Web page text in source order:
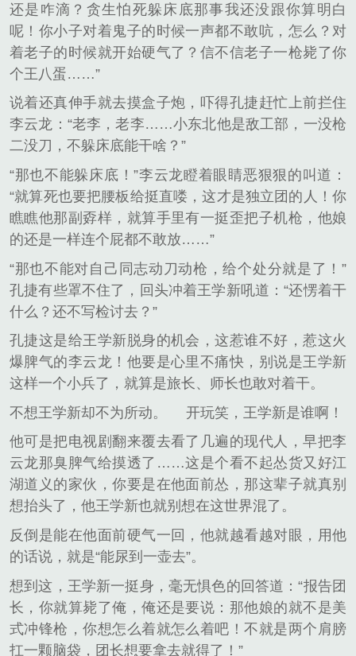
还是咋滴？贪生怕死躲床底那事我还没跟你算明白
呢！你小子对着鬼子的时候一声都不敢吭，怎么？对
着老子的时候就开始硬气了？信不信老子一枪毙了你
个王八蛋……”
说着还真伸手就去摸盒子炮，吓得孔捷赶忙上前拦住
李云龙：“老李，老李……小东北他是敌工部，一没枪
二没刀，不躲床底能干啥？”
“那也不能躲床底！”李云龙瞪着眼睛恶狠狠的叫道：
“就算死也要把腰板给挺直喽，这才是独立团的人！你
瞧瞧他那副孬样，就算手里有一挺歪把子机枪，他娘
的还是一样连个屁都不敢放……”
“那也不能对自己同志动刀动枪，给个处分就是了！”
孔捷有些罩不住了，回头冲着王学新吼道：“还愣着干
什么？还不写检讨去？”
孔捷这是给王学新脱身的机会，这惹谁不好，惹这火
爆脾气的李云龙！他要是心里不痛快，别说是王学新
这样一个小兵了，就算是旅长、师长也敢对着干。
不想王学新却不为所动。
开玩笑，王学新是谁啊！
他可是把电视剧翻来覆去看了几遍的现代人，早把李
云龙那臭脾气给摸透了……这是个看不起怂货又好江
湖道义的家伙，你要是在他面前怂，那这辈子就真别
想抬头了，他王学新也就别想在这世界混了。
反倒是能在他面前硬气一回，他就越看越对眼，用他
的话说，就是“能尿到一壶去”。
想到这，王学新一挺身，毫无惧色的回答道：“报告团
长，你就算毙了俺，俺还是要说：那他娘的就不是美
式冲锋枪，你想怎么着就怎么着吧！不就是两个肩膀
扛一颗脑袋，团长想要拿去就得了！”